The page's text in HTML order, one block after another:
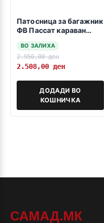
Патосница за багажник
ФВ Пассат караван
ВО ЗАЛИХА
2.950,00ден
2.508,00 ден
ДОДАДИ ВО
КОШНИЧКА
САМАД.МК